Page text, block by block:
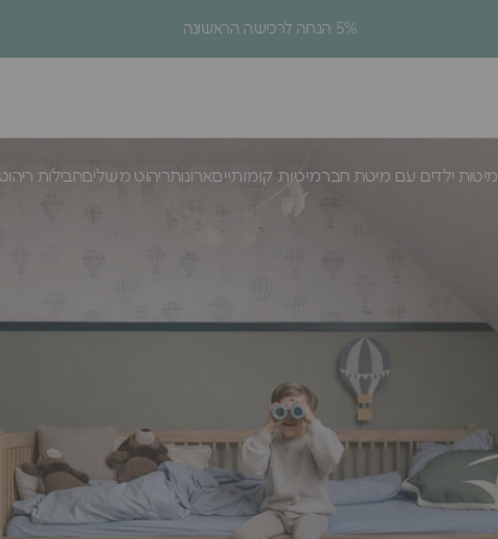
חדש חדש חדש באתר - קולקציה מונטסורית 😍
מיטות ילדים עם מיטת חברמיטות קומותייםארונותריהוט משליםחבילות ריהוט